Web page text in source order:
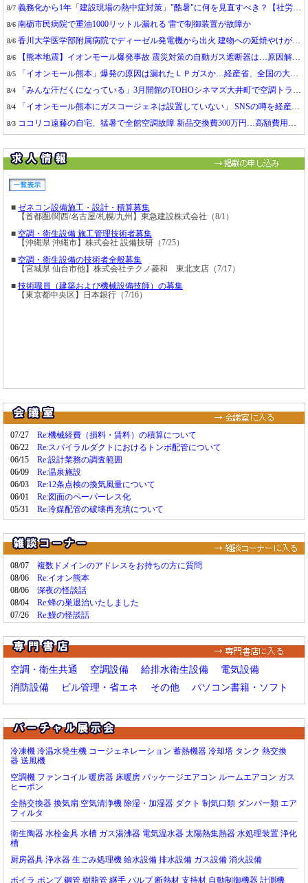
新菱冷熱工業：働き方改革の新目標"チャレンジ30"をスタート
7/14三建設備工業：施設・資産管理プラットフォーム「BUP_Ma」の試験運用を開始
7/13空気調和・衛生工学会：
7/13木村工機：
日建連：2025年省エネルギー計画書およびCASBEE対応状況調査報告書について
7/10朝日工業社：現場の熱中症ゼロへ、ウェアラブル端末による体調管理システム導入
ダイキン工業： 伊藤忠商事と業務用空調機の水平リサイクル事業で包括的業務提携
7/9 三菱重工：稼働中データセンターの"無駄"を削減、冷却エネルギー削減とPUE改善
パナソニック： 高精度に温湿度を保つ研究機関向け[省エネ型 恒温恒湿ユニット]発売
消防庁：火災予防条例（例）の一部改正について（通知）
6/29モリタ宮田工業：駐車場用にも対応、PFASフリー合成界面活性剤泡消火薬剤を発売
Shizen Connect： 東京ガスの低圧VPP、ヒートポンプ給湯機の制御システムとして採用
6/29ダイキン工業：AIでサーバー内部の熱状態を予測しデータセンター冷却を最適化
6/29竹中工務店：電力におけるCO2排出係数の将来変化シナリオ「C.FACTOR」を開発
日本キヤリア：モジュール型空冷チラー、データセンター仕様モデルを発売
6/24ダイキン工業：体感温度を5℃低減する「空調機能付きベンチ」の事業性を検証
6/24日建連：「設備施工管理のリアル ～ゼネコン社員が語る仕事と成長～」動画を公開
6/22朝日工業社：平均5％以上の賃上げを実施、「住宅関連手当」を新設
6/19 国交省： 「建築物の省エネ改修工事」の提案募集を開始します
6/18高砂熱学工業：グリーン水素製造・利用設備を「飯野ビルディング」へ導入
6/18TOTO：ホテル向け「ウォシュレットHX」「ウォシュレット一体形便器」を発売
6/18大林組：液化水素冷熱の安定回収を可能とするシンプルな熱交換技術を開発
6/16三機工業：低高温環境風洞を用いた空調検証設備を構築
6/16三菱電機：関東電気保安協会と受配電設備向けスマート保安・デジタルO&Mを実証
6/16TOTO：パブリック向け「ウォシュレットPP」「GGA-P」を新発売
6/15経産省： 感電死傷事故に関する注意喚起
6/15朝日工業社：「朝日マイスター制度」を創設、技術継承を推進
国交省：「トイレの便器数に係る基準と適用のあり方に関するガイドライン」を策定
6/11 NEDO：
6/10戸田建設： VPP事業を見据えたシステム連携の実証を開始、蓄電池や空調設備を活用
6/10 TOTO：
6/9日立：業務用空調分野で Bosch HCと「HMAX for Buildings」を基盤とした協業に合意
高砂熱学工業：機械設備のユニット製作において再生材率100％アルミニウム材を活用
6/5パナソニック：
6/5金沢大学：デジタルツインを用いた空調エネルギー消費シミュレーションに成功
東京消防庁： 電気設備等における総合的な防火安全対策に関する調査研究結果
8/7 義務化から1年「建設現場の熱中症対策」"酷暑"に何を見直すべき？【社労士が解説】
8/6 南砺市民病院で重油1000リットル漏れる 雷で制御装置が故障か
8/6 香川大学医学部附属病院でディーゼル発電機から出火 建物への延焼やけが人はなし
8/6 【熊本地震】イオンモール爆発事故 震災対策の自動ガス遮断器は…原因解明の焦点に
8/5 「イオンモール熊本」爆発の原因は漏れたＬＰガスか…経産省、全国の大規模施設でガス供給設備の点検要請
8/4 「みんな汗だくになっている」3月開館のTOHOシネマズ大井町で空調トラブル…劇場は「十分な空調効果を発揮できてない」と急きょ工事、謝罪
8/4 「イオンモール熊本にガスコージェネは設置していない」 SNSの噂を経産省が否定
8/3 ココリコ遠藤の自宅、猛暑で全館空調故障 新品交換費300万円…高額費用に「ドヒャー高すぎる」 相次ぐ故障に嘆く
8/3 熊本地震で再び注目を集める「八代市庁舎汚職事件」…逮捕された"ジャーナリスト"は「五輪4連覇」レジェンド女子選手の"不肖の従兄弟"だった
常に一番を求めた父との日々 いつも優しかった母 キッツ・堀田康之会長
8/2 「殺人マンション」と呼ばれ、自殺未遂や離婚に追い込まれた住民も…"耐震偽装マンション"購入者を襲った悲劇《ヒューザー事件の裏側》
8/1 東京八王子《史上最悪の欠陥マンション》住民が語った"壮絶な住宅事情"「雨漏りがひどく、家の中で傘をさしていた」「原因不明の高熱になった人も…」
一般消費者が「空調服」と書いたら商標権侵害？公式Xの注意喚起が波紋、弁理士の見解は
7/31 "防災モール"のパイオニアがなぜ…「イオンモール熊本」爆発で業界激震 デベロッパー社員が語る「商業施設に潜む"死角"」
7/31 ガス爆発事故は減少傾向 イオンモール熊本で起きた爆発の原因は…ガス事業者の注目高まる
水道法違反の配管違法接続、新たに発電所4カ所で確認 北陸電力
7/31 関電工、設備工事の概算積算にAIを導入--概算金額の算出時間を最大2週間から数十分に短縮
7/29 ＜2026年熊本地震＞小野市長「庁舎機能の移転も」 地下設備に大きな衝撃か 八代市
7/29 ダイキン、日立が熊本の被災地にスポットクーラー提供へ 熱中症対策で政府が要請
7/29 冷房ある教室を避難所に 体育館など熊本の設置は20.4％ 文科省
7/29 敦賀火力発電所で上水道と海水の配管、違法接続のまま28年 北陸電
2025年度の上場ゼネコン 集計以来、最高の利益率 価格転嫁と選別受注で収益強化
7/29 ダイキンはエアコン生産を過去最多903万台へ 滋賀工場で見た最新の自動化
7/28 長期間「違法状態」 上水道と海水の配管を直接つなぐ 北陸電力敦賀火力発電所から周辺地域の上水道に海水が逆流 再発防止策を着実に進める意向
電気工事士試験で不正？Xで拡散の情報を試験主催者が否定 「虚偽もしくは誤解錯誤」
7/28 「絶対つけるべき！」「取り付けが本当に簡単」 バルサンの"エアコン用防虫キャップ"に絶賛の声…
7/28 東海でもマンション修繕談合か 公取委が計28社を立ち入り検査
7/28 西武、ベルーナドームで熱中症対策システムの実証実験開始
7/28 リンナイ、ウルトラファインバブルのガス給湯器
学校の体育館空調整備の業務委託めぐる入札 富山市が中止に 入札の経緯や手続きについて告発文書も 富山県富山市
7/27 夏の暑さ対策グッズでよく見掛ける「ペルチェ素子」ってなんだ？ 賢く使うための注意点も
7/27 エアコンの"除湿"を使ったら「再熱除湿だから冷房のほうが節約になる」と言われました。「1時間当たり13円、1ヶ月3120円の差」とのことですが...
体育館のクーラー設置率、東京は9割超、最下位は0.8% 公立小中
7/25 酷暑対策 貼るだけで冷却 厚さ0.2ミリの新素材シートを屋上や屋外施設に貼るだけ
7/25 火力発電所の装置から上水道に海水が逆流、周辺住民から「水道水から塩味がする」との連絡で発覚…健康被害の報告はなし
7/25 日本でもいますぐ「プラグインソーラー」が導入可能？
7/24 オフィスの室温「28℃設定」は非効率…光熱費と人件費の「ベストバランスの温度」がわかった【実験で証明】
7/23 大規模停電の原因究明続く…５月に長崎で発生、大型商業施設で復旧に時間「対策講じたい」
7/23 病院で異変…4階が浸水 3階と2階の一部も水に漬かる 夕方の市立病院 4階スプリンクラーの配管が破断、漏水していた 入院患者35人を移動、3件の手術ができず
7/23 物価高対策の水道料減額、一括検針の共同住宅で適用されないケース相次ぐ…管理者次第で強制力なく
7/22 現場を冷やす空調たち 人に追従して冷風を届ける大きな"吹き出し口"に追いかけられてみた
07/27Re:機械経費（損料・賃料）の積算について
06/22Re:スパイラルダクトにおけるトンボ配管について
06/15Re:設計業務の調査範囲
06/09Re:温泉施設
06/03Re:12条点検の換気風量について
06/01Re:図面のペーパーレス化
05/31Re:冷媒配管の破壊再充填について
08/07複数ドメインのアドレスをお持ちの方に質問
08/06Re:イオン熊本
08/06深夜の怪談話
08/04Re:蜂の巣退治いたしました
07/26Re:鰻の怪談話
空調・衛生共通 空調設備 給排水衛生設備
電気設備
消防設備
ビル管理・省エネ その他 パソコン書籍・ソフト
冷凍機 冷温水発生機 コージェネレーション 蓄熱機器 冷却塔 タンク 熱交換
器 送風機
空調機 ファンコイル 暖房器 床暖房 パッケージエアコン ルームエアコン ガス
ヒーポン
全熱交換器 換気扇 空気清浄機 除湿・加湿器 ダクト 制気口類 ダンパー類 エア
フィルタ
衛生陶器 水栓金具 水槽 ガス湯沸器 電気温水器 太陽熱集熱器 水処理装置 浄化
槽
厨房器具 浄水器 生ごみ処理機 給水設備 排水設備 ガス設備 消火設備
ボイラ ポンプ 鋼管 樹脂管 継手 バルブ 断熱材 支持材 自動制御機器 計測機